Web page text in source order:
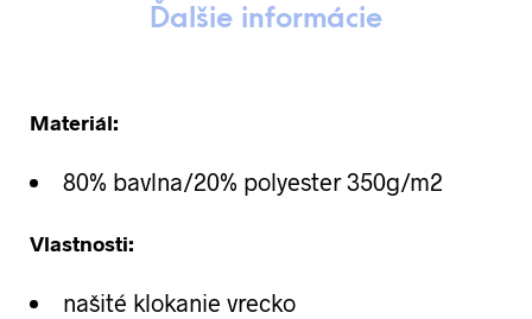
Ďalšie informácie
Materiál:
80% bavlna/20% polyester 350g/m2
Vlastnosti:
našité klokanie vrecko